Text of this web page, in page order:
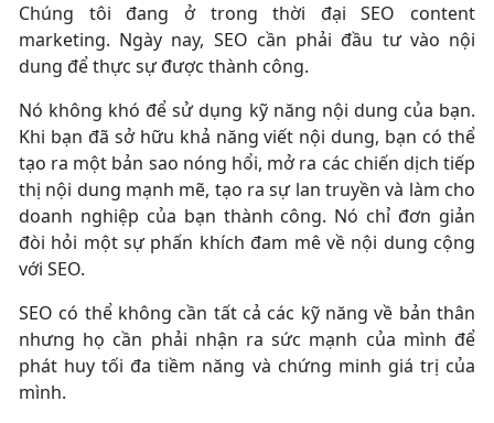
Chúng tôi đang ở trong thời đại SEO content
marketing. Ngày nay, SEO cần phải đầu tư vào nội
dung để thực sự được thành công.
Nó không khó để sử dụng kỹ năng nội dung của bạn.
Khi bạn đã sở hữu khả năng viết nội dung, bạn có thể
tạo ra một bản sao nóng hổi, mở ra các chiến dịch tiếp
thị nội dung mạnh mẽ, tạo ra sự lan truyền và làm cho
doanh nghiệp của bạn thành công. Nó chỉ đơn giản
đòi hỏi một sự phấn khích đam mê về nội dung cộng
với SEO.
SEO có thể không cần tất cả các kỹ năng về bản thân
nhưng họ cần phải nhận ra sức mạnh của mình để
phát huy tối đa tiềm năng và chứng minh giá trị của
mình.